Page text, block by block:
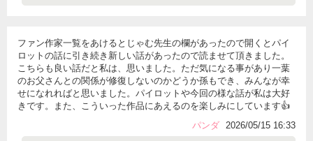
ファン作家一覧をあけるとじゃむ先生の欄があったので開くとパイ
ロットの話に引き続き新しい話があったので読ませて頂きました。
こちらも良い話だと私は、思いました。ただ気になる事があり一葉
のお父さんとの関係が修復しないのかどうか孫もでき、みんなが幸
せになれればと思いました。パイロットや今回の様な話が私は大好
きです。また、こういった作品にあえるのを楽しみにしています👍
パンダ
2026/05/15 16:33